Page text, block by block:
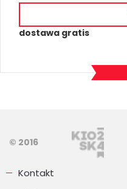
dostawa gratis
© 2016
Kontakt